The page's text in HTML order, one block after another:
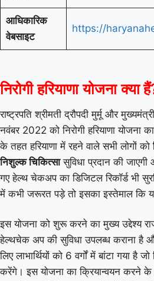
आधिकारिक
वेबसाइट
https://
निरोगी हरियाणा योजना क्या
राष्ट्रपति श्रीमती द्रौपदी मुर्मू और
नवंबर 2022 को निरोगी हरियाणा योजना
के तहत हरियाणा में रहने वाले सभी लोगों को
निशुल्क चिकित्सासुविधा प्रदान की
गए हेल्थ चेकअप का डिजिटल रिकॉर्ड भी
में कभी जरूरत पड़े तो इसका इस्तेमाल कि
इस योजना को शुरू करने का मुख्य उद्देश्य
हेल्थचेक अप की सुविधा उपलब्ध कराना है
लिए लाभार्थियों को 6 वर्गों में बांटा गया है
करेंगे। इस योजना का क्रियान्वयन करने के